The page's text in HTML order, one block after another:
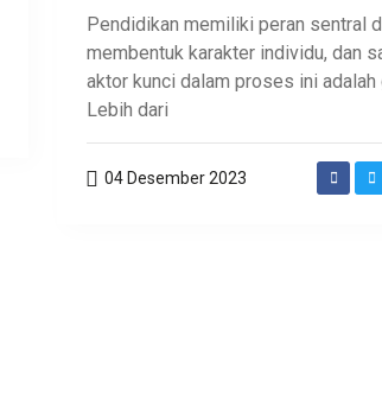
Pendidikan memiliki peran sentral
membentuk karakter individu, dan
aktor kunci dalam proses ini adalah
Lebih dari
04 Desember 2023